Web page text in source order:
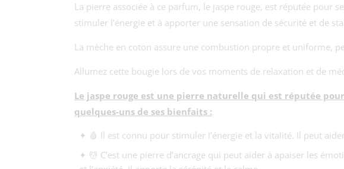
La pierre associée à ce parfum, le jaspe rouge, est réputée pour
stimuler l’énergie et à apporter une sensation de sécurité et de
La mèche en coton assure une combustion propre et uniforme,
Allumez cette bougie lors de vos moments de relaxation et de
Le jaspe rouge est une pierre naturelle qui est réputée
quelques-uns de ses bienfaits :
✦ 🩸 Il est connu pour stimuler l’énergie et la vitalité. Il peut
✦ 💆 C’est une pierre d’ancrage qui peut aider à apaiser les